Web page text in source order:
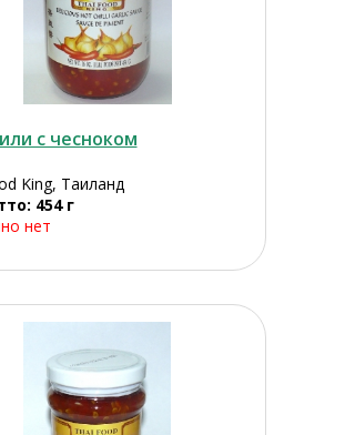
с чесноком
King, Таиланд
454 г
нет